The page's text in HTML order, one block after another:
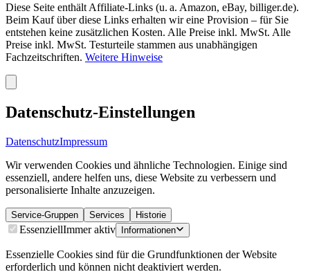
Diese Seite enthält Affiliate-Links (u. a. Amazon, eBay, billiger.de).
Beim Kauf über diese Links erhalten wir eine Provision – für Sie
entstehen keine zusätzlichen Kosten. Alle Preise inkl. MwSt. Alle
Preise inkl. MwSt. Testurteile stammen aus unabhängigen
Fachzeitschriften. Weitere Hinweise
Datenschutz-Einstellungen
DatenschutzImpressum
Wir verwenden Cookies und ähnliche Technologien. Einige sind
essenziell, andere helfen uns, diese Website zu verbessern und
personalisierte Inhalte anzuzeigen.
Service-Gruppen Services Historie
EssenziellImmer aktiv Informationen
Essenzielle Cookies sind für die Grundfunktionen der Website
erforderlich und können nicht deaktiviert werden.